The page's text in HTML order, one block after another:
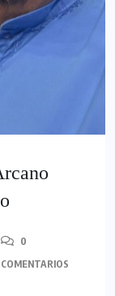
0
COMENTARIOS